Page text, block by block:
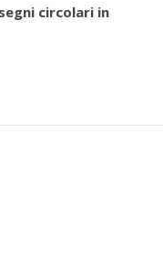
circolari in